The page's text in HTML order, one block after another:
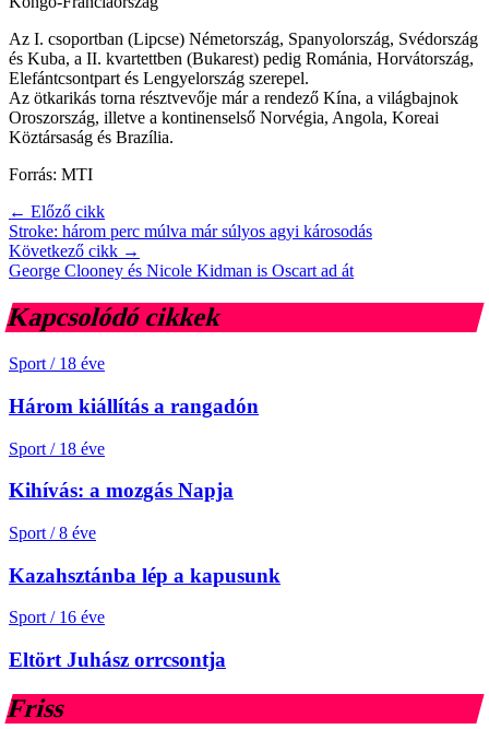
Az I. csoportban (Lipcse) Németország, Spanyolország, Svédország
és Kuba, a II. kvartettben (Bukarest) pedig Románia, Horvátország,
Elefántcsontpart és Lengyelország szerepel.
Az ötkarikás torna résztvevője már a rendező Kína, a világbajnok
Oroszország, illetve a kontinenselső Norvégia, Angola, Koreai
Köztársaság és Brazília.
Forrás: MTI
← Előző cikk
Stroke: három perc múlva már súlyos agyi károsodás
Következő cikk →
George Clooney és Nicole Kidman is Oscart ad át
Kapcsolódó cikkek
Sport / 18 éve
Három kiállítás a rangadón
Sport / 18 éve
Kihívás: a mozgás Napja
Sport / 8 éve
Kazahsztánba lép a kapusunk
Sport / 16 éve
Eltört Juhász orrcsontja
Friss